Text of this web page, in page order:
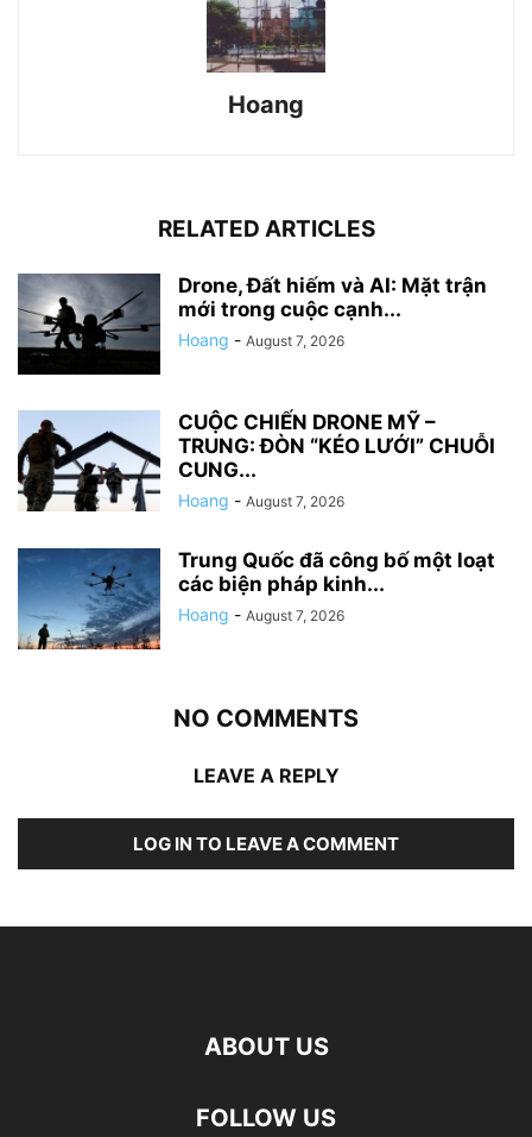
Hoang
RELATED ARTICLES
Drone, Đất hiếm và AI: Mặt trận
mới trong cuộc cạnh...
Hoang - August 7, 2026
CUỘC CHIẾN DRONE MỸ –
TRUNG: ĐÒN “KÉO LƯỚI” CHUỖI
CUNG...
Hoang - August 7, 2026
Trung Quốc đã công bố một loạt
các biện pháp kinh...
Hoang - August 7, 2026
NO COMMENTS
LEAVE A REPLY
LOG IN TO LEAVE A COMMENT
ABOUT US
FOLLOW US